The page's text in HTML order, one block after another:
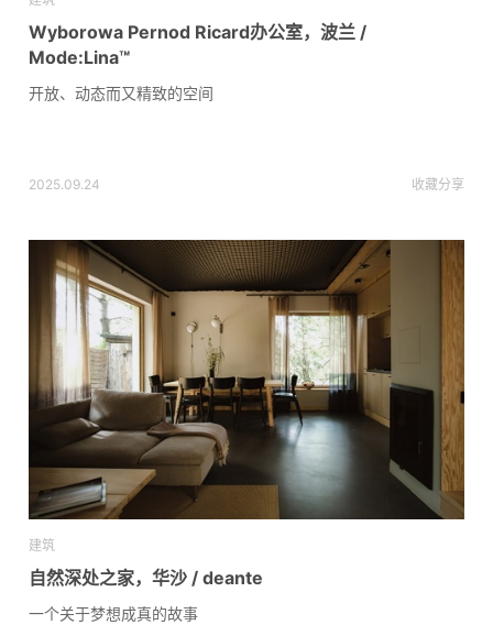
Wyborowa Pernod Ricard办公室，波兰 /
Mode:Lina™
开放、动态而又精致的空间
2025.09.24 收藏分享
建筑
自然深处之家，华沙 / deante
一个关于梦想成真的故事